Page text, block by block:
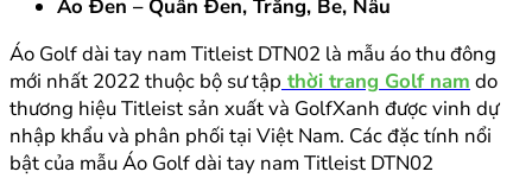
Áo Đen – Quần Đen, Trắng, Be, Nâu
Áo Golf dài tay nam Titleist DTN02 là mẫu áo thu đông
mới nhất 2022 thuộc bộ sư tập thời trang Golf nam do
thương hiệu Titleist sản xuất và GolfXanh được vinh dự
nhập khẩu và phân phối tại Việt Nam. Các đặc tính nổi
bật của mẫu Áo Golf dài tay nam Titleist DTN02